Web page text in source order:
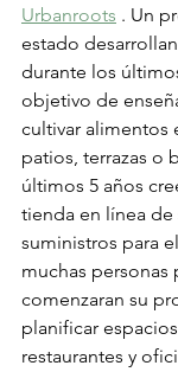
Urbanroots . Un
estado
durante los
objetivo de
cultivar alimentos
patios, terrazas o
últimos 5 años
tienda en línea de
suministros para
muchas personas
comenzaran su
planificar
restaurantes y